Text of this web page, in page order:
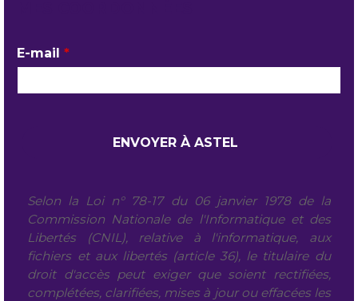
E-mail *
Selon la Loi n° 78-17 du 06 janvier 1978 de la
Commission Nationale de l'Informatique et des
Libertés (CNIL), relative à l'informatique, aux
fichiers et aux libertés (article 36), le titulaire du
droit d'accès peut exiger que soient rectifiées,
complétées, clarifiées, mises à jour ou effacées les